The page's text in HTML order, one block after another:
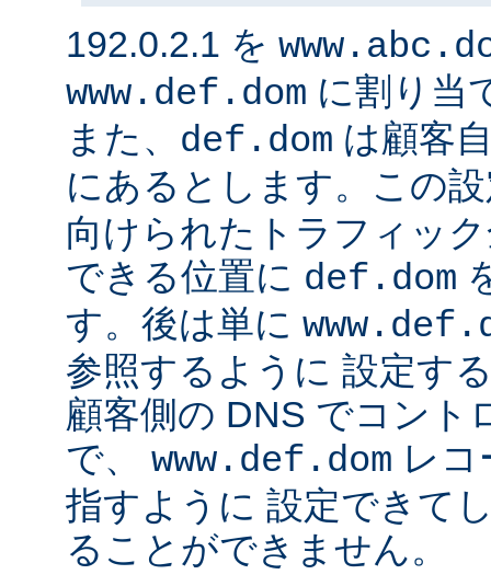
192.0.2.1 を
www.def.dom に割り当
また、 def.dom は顧客
にあるとします。この
向けられたトラフィッ
できる位置に def.dom
す。後は単に
参照するように 設定す
顧客側の DNS でコント
で、 www.def.dom レ
指すように 設定できて
ることができません。